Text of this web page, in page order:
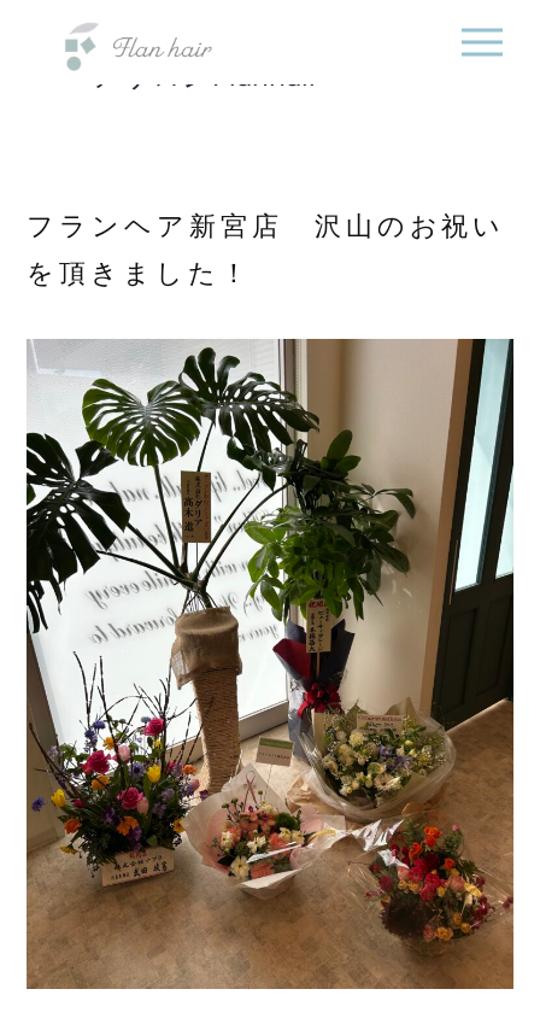
院・半個室オーガニック
ヘアサロンFlanhair
フランヘア新宮店 沢山のお祝い
を頂きました！